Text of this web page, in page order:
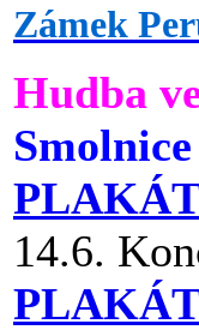
Zámek
Hudba
Smolnice
14.6.